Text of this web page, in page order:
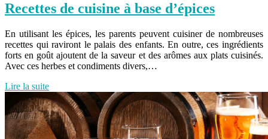
Recettes de cuisine à base d’épices
En utilisant les épices, les parents peuvent cuisiner de nombreuses
recettes qui raviront le palais des enfants. En outre, ces ingrédients
forts en goût ajoutent de la saveur et des arômes aux plats cuisinés.
Avec ces herbes et condiments divers,…
Lire la suite